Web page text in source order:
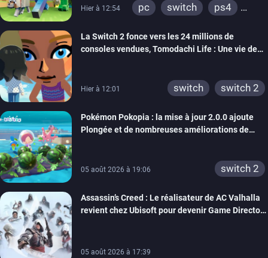
Hier à 12:54 pc switch
ps4
wiiu
3ds
ps3
xbox 360
switch 2
La Switch 2 fonce vers les 24 millions de
consoles vendues, Tomodachi Life : Une vie de
Hier à 12:01 switch switch 2
Pokémon Pokopia : la mise à jour 2.0.0 ajoute
Plongée et de nombreuses améliorations de
05 août 2026 à 19:06 switch 2
Assassin’s Creed : Le réalisateur de AC Valhalla
revient chez Ubisoft pour devenir Game Director
05 août 2026 à 17:39